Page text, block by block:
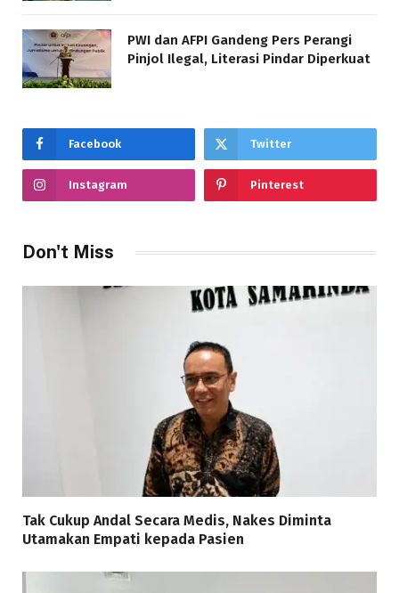
PWI dan AFPI Gandeng Pers Perangi
Pinjol Ilegal, Literasi Pindar Diperkuat
Facebook Twitter
Instagram Pinterest
Don't Miss
Tak Cukup Andal Secara Medis, Nakes Diminta
Utamakan Empati kepada Pasien